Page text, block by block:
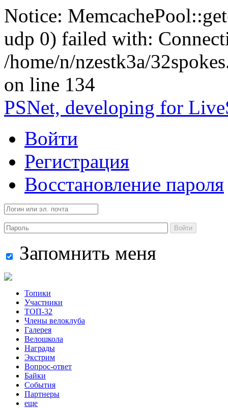
Notice:
udp 0) failed with:
/home/n/nzestk3a/
on line 134
PSNet, developing for
Войти
Регистрация
Восстановление пароля
Войти
Запомнить меня
Топики
Участники
ТОП-32
Члены велоклуба
Галерея
Велошкола
Награды
Экстрим
Вопрос-ответ
Байки
События
Партнеры
еще